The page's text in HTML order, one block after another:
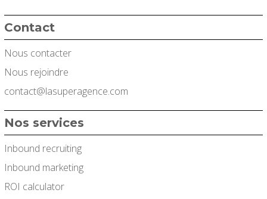
Contact
Nous contacter
Nous rejoindre
contact@lasuperagence.com
Nos services
Inbound recruiting
Inbound marketing
ROI calculator